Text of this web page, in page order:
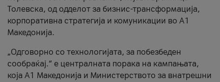
Толевска, од одделот за бизнис-трансформација,
корпоративна стратегија и комуникации во А1
Македонија.
„Одговорно со технологијата, за побезбеден
сообраќај.“ е централната порака на кампањата,
која A1 Македонија и Министерството за внатрешни